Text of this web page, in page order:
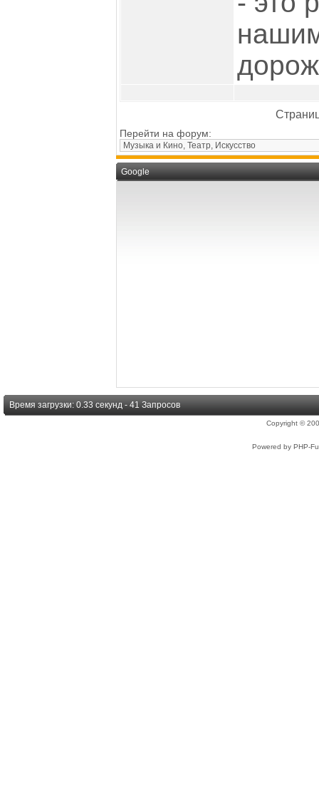
Перейти на форум:
Google
Время загрузки: 0.33 секунд - 41 Запросов
Copyright ©
Powered by PHP-